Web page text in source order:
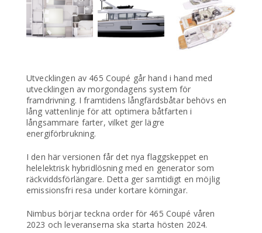
Utvecklingen av 465 Coupé går hand i hand med
utvecklingen av morgondagens system för
framdrivning. I framtidens långfärdsbåtar behövs en
lång vattenlinje för att optimera båtfarten i
långsammare farter, vilket ger lägre
energiförbrukning.
I den här versionen får det nya flaggskeppet en
helelektrisk hybridlösning med en generator som
räckviddsförlängare. Detta ger samtidigt en möjlig
emissionsfri resa under kortare körningar.
Nimbus börjar teckna order för 465 Coupé våren
2023 och leveranserna ska starta hösten 2024.